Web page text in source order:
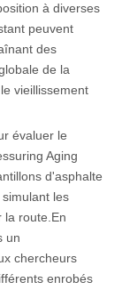
à diverses
peuvent
des
de la
vieillissement
évaluer le
Aging
d'asphalte
les
la route.En
un
chercheurs
enrobés